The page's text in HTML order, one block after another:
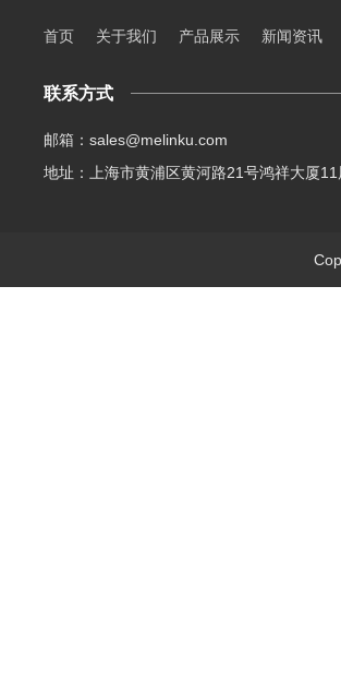
首页 关于我们 产品展示 新闻资讯
联系方式
邮箱：sales@melinku.com
地址：上海市黄浦区黄河路21号鸿祥大厦11